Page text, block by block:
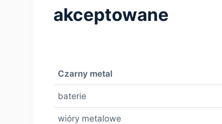
akceptowane
Czarny metal
baterie
wióry metalowe